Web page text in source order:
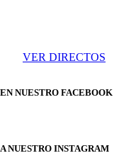
VER DIRECTOS
EN NUESTRO FACEBOOK
A NUESTRO INSTAGRAM